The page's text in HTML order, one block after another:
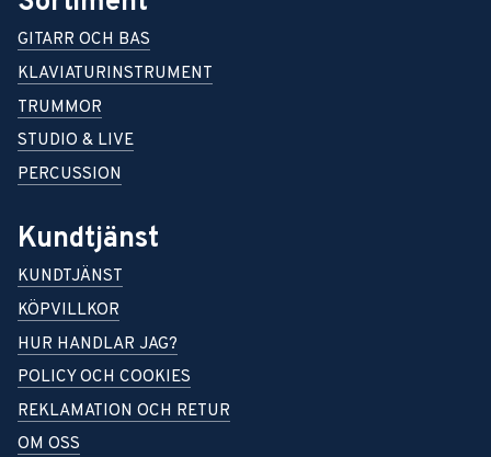
GITARR OCH BAS
KLAVIATURINSTRUMENT
TRUMMOR
STUDIO & LIVE
PERCUSSION
Kundtjänst
KUNDTJÄNST
KÖPVILLKOR
HUR HANDLAR JAG?
POLICY OCH COOKIES
REKLAMATION OCH RETUR
OM OSS